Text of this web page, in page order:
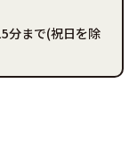
分まで(祝日を除